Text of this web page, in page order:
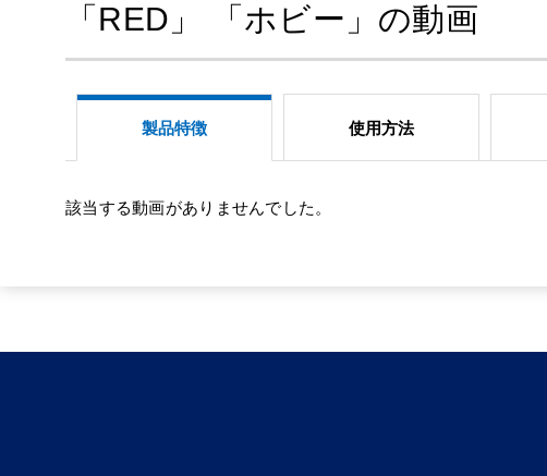
「RED」 「ホビー」の動画
製品特徴 使用方法
該当する動画がありませんでした。